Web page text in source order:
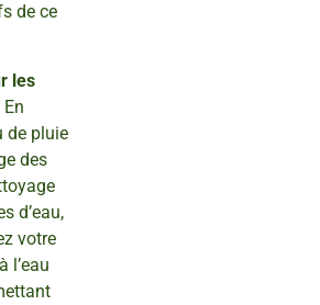
de ce
les
En
de pluie
des
d’eau,
votre
l’eau